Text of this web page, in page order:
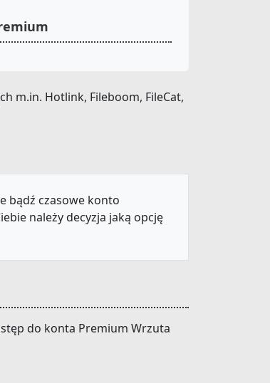
m.in. Hotlink, Fileboom, FileCat,
bądź czasowe konto
należy decyzja jaką opcję
do konta Premium Wrzuta